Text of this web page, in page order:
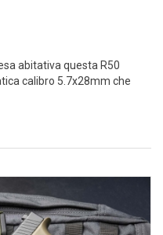
abitativa questa R50
calibro 5.7x28mm che